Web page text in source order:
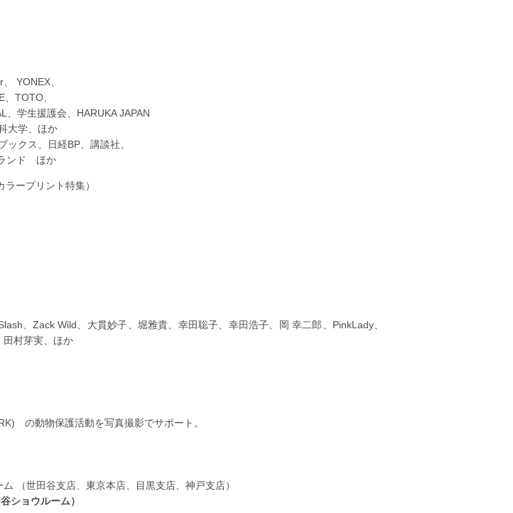
YONEX、
TOTO、
、学生援護会、HARUKA JAPAN
大学、ほか
クス、日経BP、講談社、
ンド ほか
ープリント特集）
、Zack Wild、大貫妙子、堀雅貴、幸田聡子、幸田浩子、岡 幸二郎、PinkLady、
田村芽実、ほか
の動物保護活動を写真撮影でサポート。
（世田谷支店、東京本店、目黒支店、神戸支店）
ウルーム）